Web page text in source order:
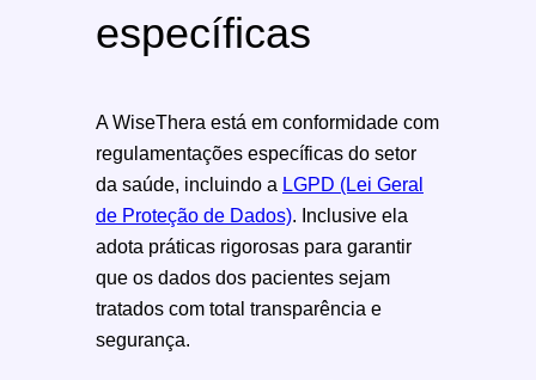
específicas
A WiseThera está em conformidade com
regulamentações específicas do setor
da saúde, incluindo a LGPD (Lei Geral
de Proteção de Dados). Inclusive ela
adota práticas rigorosas para garantir
que os dados dos pacientes sejam
tratados com total transparência e
segurança.